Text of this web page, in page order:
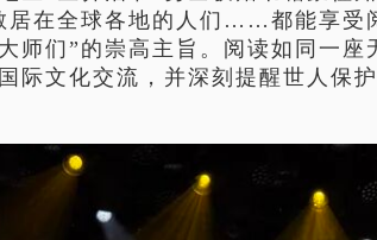
居在全球各地的人们……都能享受
师们”的崇高主旨。 阅读如同一座
际文化交流，并深刻提醒世人保